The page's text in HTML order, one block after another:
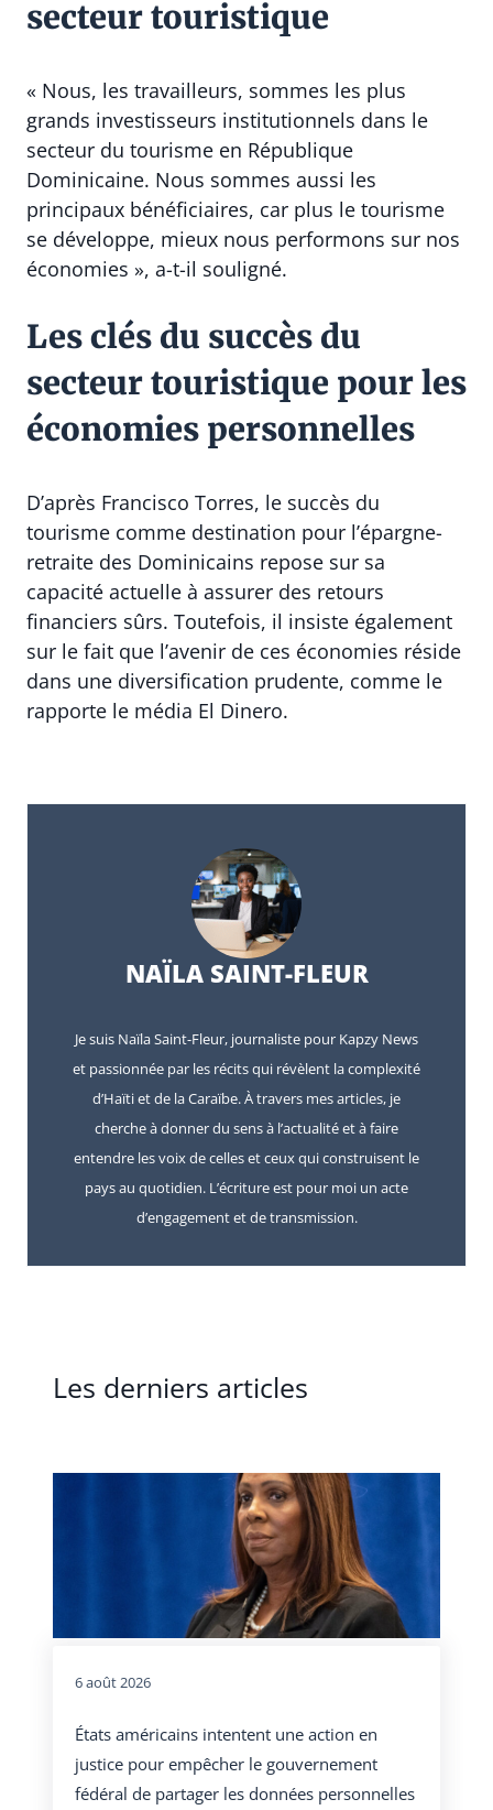
secteur touristique
« Nous, les travailleurs, sommes les plus
grands investisseurs institutionnels dans le
secteur du tourisme en République
Dominicaine. Nous sommes aussi les
principaux bénéficiaires, car plus le tourisme
se développe, mieux nous performons sur nos
économies », a-t-il souligné.
Les clés du succès du
secteur touristique pour les
économies personnelles
D’après Francisco Torres, le succès du
tourisme comme destination pour l’épargne-
retraite des Dominicains repose sur sa
capacité actuelle à assurer des retours
financiers sûrs. Toutefois, il insiste également
sur le fait que l’avenir de ces économies réside
dans une diversification prudente, comme le
rapporte le média El Dinero.
NAÏLA SAINT-FLEUR
Je suis Naïla Saint-Fleur, journaliste pour Kapzy News
et passionnée par les récits qui révèlent la complexité
d’Haïti et de la Caraïbe. À travers mes articles, je
cherche à donner du sens à l’actualité et à faire
entendre les voix de celles et ceux qui construisent le
pays au quotidien. L’écriture est pour moi un acte
d’engagement et de transmission.
Les derniers articles
6 août 2026
États américains intentent une action en
justice pour empêcher le gouvernement
fédéral de partager les données personnelles